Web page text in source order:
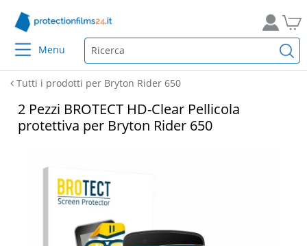
Menu
Tutti i prodotti per Bryton Rider 650
2 Pezzi BROTECT HD-Clear Pellicola
protettiva per Bryton Rider 650